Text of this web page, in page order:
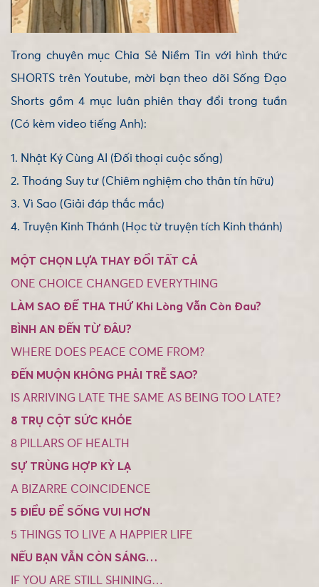
Trong chuyên mục Chia Sẻ Niềm Tin với hình thức
SHORTS trên Youtube, mời bạn theo dõi Sống Đạo
Shorts gồm 4 mục luân phiên thay đổi trong tuần
(Có kèm video tiếng Anh):
1. Nhật Ký Cùng AI (Đối thoại cuộc sống)
2. Thoáng Suy tư (Chiêm nghiệm cho thân tín hữu)
3. Vì Sao (Giải đáp thắc mắc)
4. Truyện Kinh Thánh (Học từ truyện tích Kinh thánh)
MỘT CHỌN LỰA THAY ĐỔI TẤT CẢ
ONE CHOICE CHANGED EVERYTHING
LÀM SAO ĐỂ THA THỨ Khi Lòng Vẫn Còn Đau?
BÌNH AN ĐẾN TỪ ĐÂU?
WHERE DOES PEACE COME FROM?
ĐẾN MUỘN KHÔNG PHẢI TRỄ SAO?
IS ARRIVING LATE THE SAME AS BEING TOO LATE?
8 TRỤ CỘT SỨC KHỎE
8 PILLARS OF HEALTH
SỰ TRÙNG HỢP KỲ LẠ
A BIZARRE COINCIDENCE
5 ĐIỀU ĐỂ SỐNG VUI HƠN
5 THINGS TO LIVE A HAPPIER LIFE
NẾU BẠN VẪN CÒN SÁNG…
IF YOU ARE STILL SHINING…